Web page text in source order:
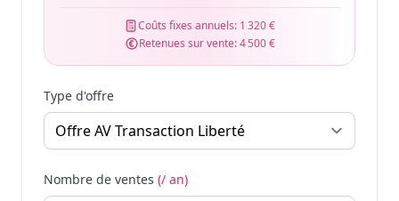
Coûts fixes annuels: 1 320 €
Retenues sur vente:4 500 €
Type d'offre
Nombre de ventes (/ an)